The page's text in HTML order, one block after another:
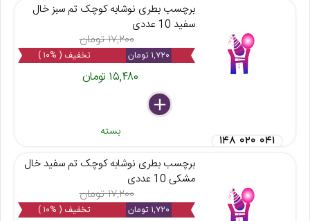
برچسب بطری نوشابه کوچک تم سبز خال
سفید 10 عددی
۱۷,۲۰۰ تومان
۱,۷۲۰ تومان تخفیف ( %۱۰ )
۱۵,۴۸۰ تومان
delete
remove
add
بسته
۱۴۸ ۰۲۰ ۰۴۱
برچسب بطری نوشابه کوچک تم سفید خال
مشکی 10 عددی
۱۷,۲۰۰ تومان
۱,۷۲۰ تومان تخفیف ( %۱۰ )